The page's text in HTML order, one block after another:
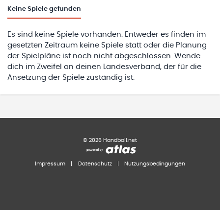
Keine Spiele gefunden
Es sind keine Spiele vorhanden. Entweder es finden im
gesetzten Zeitraum keine Spiele statt oder die Planung
der Spielpläne ist noch nicht abgeschlossen. Wende
dich im Zweifel an deinen Landesverband, der für die
Ansetzung der Spiele zuständig ist.
© 2026 Handball.net
Impressum Datenschutz Nutzungsbedingungen